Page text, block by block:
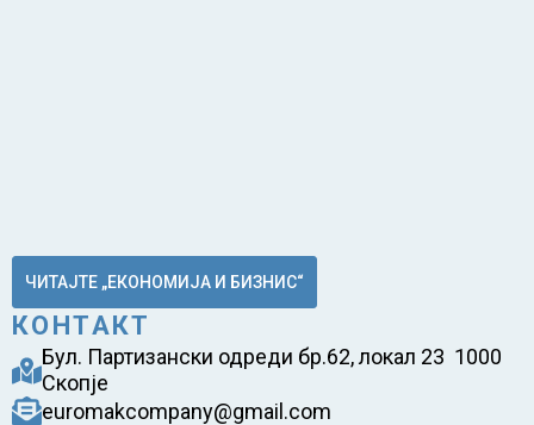
ЧИТАЈТЕ „ЕКОНОМИЈА И БИЗНИС“
КОНТАКТ
Бул. Партизански одреди бр.62, локал 23 1000
Скопје
euromakcompany@gmail.com